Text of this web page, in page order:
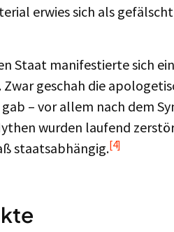
erwies sich als
Staat manifestierte sich
geschah die
– vor allem nach dem
wurden laufend
staatsabhängig.[4]